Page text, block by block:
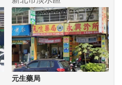
元生藥局